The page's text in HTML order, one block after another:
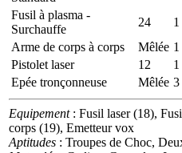
Fusil à plasma -
Surchauffe
24 1
Arme de corps à corps
Mêlée 1
Pistolet laser
12 1
Epée tronçonneuse
Mêlée 3
Equipement: Fusil laser (18),
corps (19), Emetteur vox
Aptitudes : Troupes de Choc,